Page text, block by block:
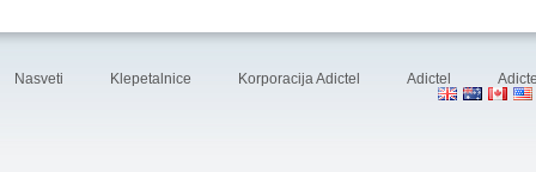
Nasveti Klepetalnice Korporacija Adictel Adictel